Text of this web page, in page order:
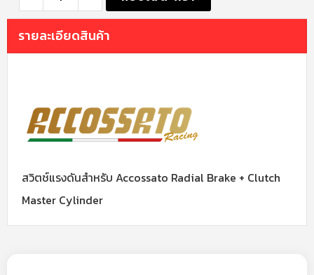
รายละเอียดสินค้า
สวิตช์แรงดันสําหรับ Accossato Radial Brake + Clutch
Master Cylinder